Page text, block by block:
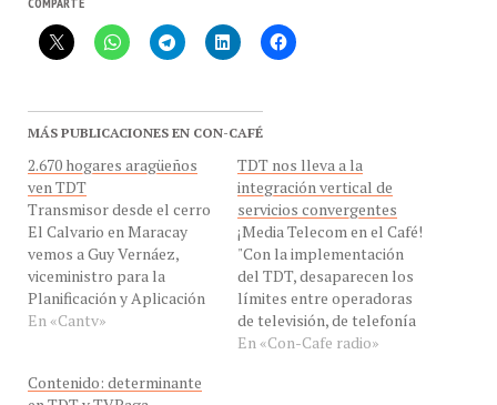
MÁS PUBLICACIONES EN CON-CAFÉ
ven TDT
Transmisor desde el cerro
El Calvario en Maracay
vemos a Guy Vernáez,
viceministro para la
Planificación y Aplicación
de la Ciencia, adscrito al
Ministerio del Poder
Cortesía CANTV. ¡Café
En «Cantv»
integración vertical de
servicios convergentes
¡Media Telecom en el Café!
"Con la implementación
del TDT, desaparecen los
límites entre operadoras
de televisión, de telefonía
móvil o fija y las
operadoras de TV Paga,
En «Con-Cafe radio»
en TDT y TVPaga